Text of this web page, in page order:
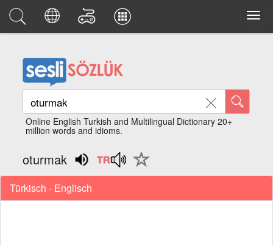
Online English Turkish and Multilingual Dictionary 20+
million words and idioms.
oturmak
Türkisch - Englisch